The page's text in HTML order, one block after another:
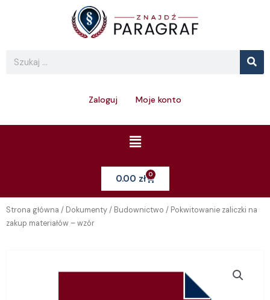
Search
Zaloguj Moje konto
Menu
0.00 zł 0Cart
Strona główna / Dokumenty/ Budownictwo / Pokwitowanie zaliczki na
zakup materiałów – wzór